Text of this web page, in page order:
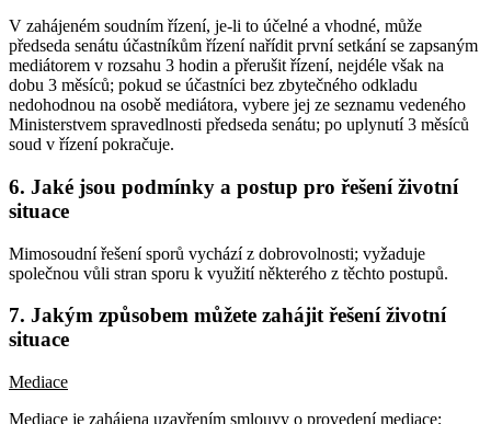
V zahájeném soudním řízení, je-li to účelné a vhodné, může
předseda senátu účastníkům řízení nařídit první setkání se zapsaným
mediátorem v rozsahu 3 hodin a přerušit řízení, nejdéle však na
dobu 3 měsíců; pokud se účastníci bez zbytečného odkladu
nedohodnou na osobě mediátora, vybere jej ze seznamu vedeného
Ministerstvem spravedlnosti předseda senátu; po uplynutí 3 měsíců
soud v řízení pokračuje.
6. Jaké jsou podmínky a postup pro řešení životní
situace
Mimosoudní řešení sporů vychází z dobrovolnosti; vyžaduje
společnou vůli stran sporu k využití některého z těchto postupů.
7. Jakým způsobem můžete zahájit řešení životní
situace
Mediace
Mediace je zahájena uzavřením smlouvy o provedení mediace;